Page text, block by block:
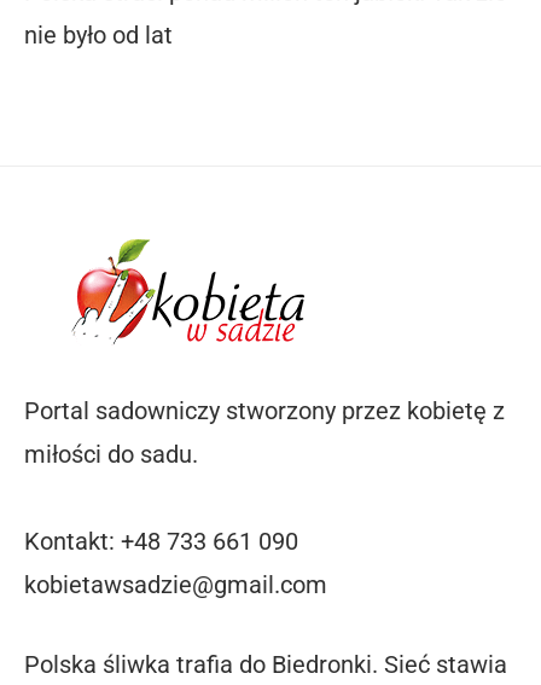
nie było od lat
Portal sadowniczy stworzony przez kobietę z
miłości do sadu.
Kontakt: +48 733 661 090
kobietawsadzie@gmail.com
Polska śliwka trafia do Biedronki. Sieć stawia